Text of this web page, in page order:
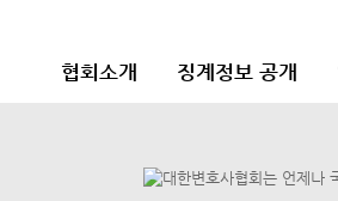
협회소개 징계정보 공개